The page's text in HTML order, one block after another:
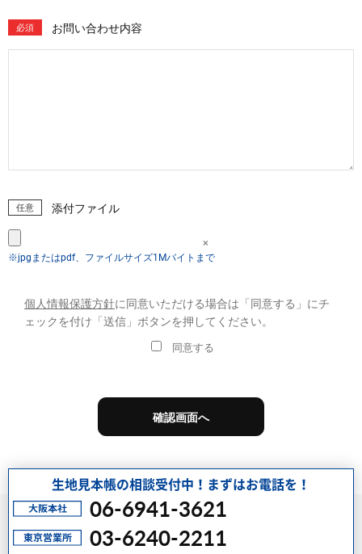
必須 お問い合わせ内容
任意 添付ファイル
×
※jpgまたはpdf、ファイルサイズ1Mバイトまで
個人情報保護方針に同意いただける場合は 「同意する」にチ
ェックを付け「送信」ボタンを押してください。
同意する
生地見本帳の相談受付中！まずはお電話を！
06-6941-3621
03-6240-2211